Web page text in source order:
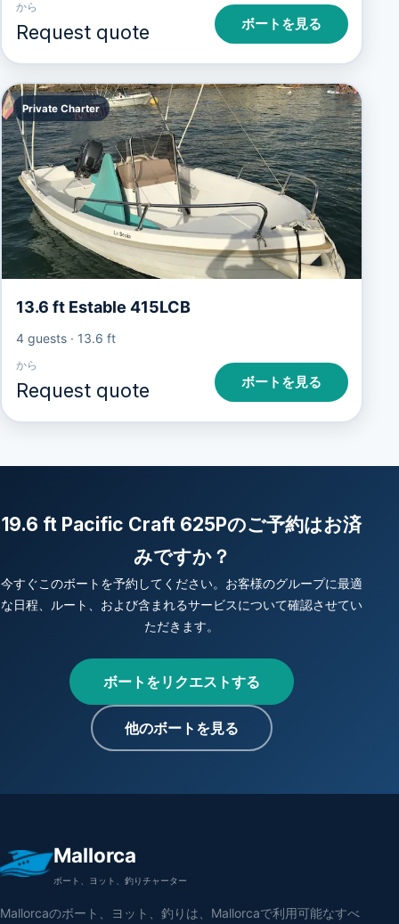
から
Request quote ボートを見る
Private Charter
13.6 ft Estable 415LCB
4 guests· 13.6 ft
から
Request quote ボートを見る
19.6 ft Pacific Craft 625Pのご予約はお済
みですか？
今すぐこのボートを予約してください。お客様のグループに最適
な日程、ルート、および含まれるサービスについて確認させてい
ただきます。
ボートをリクエストする
他のボートを見る
Mallorca
ボート、ヨット、釣りチャーター
Mallorcaのボート、ヨット、釣りは、Mallorcaで利用可能なすべ